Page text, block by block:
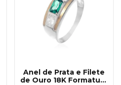
Anel de Prata e Filete
de Ouro 18K Formatura